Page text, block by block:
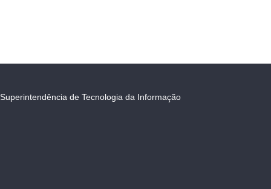
Superintendência de Tecnologia da Informação